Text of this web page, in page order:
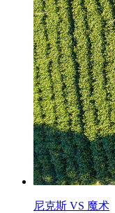
尼克斯 VS 魔术